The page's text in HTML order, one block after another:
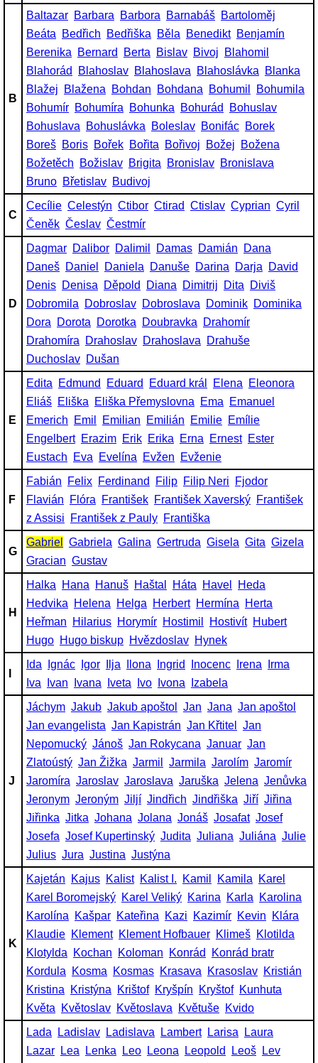
B
Baltazar Barbara Barbora Barnabáš Bartoloměj
Beáta
Bedřich Bedřiška Běla Benedikt Benjamín
Berenika
Bernard Berta Bislav Bivoj
Blahomil
Blahorád
Blahoslav Blahoslava Blahoslávka
Blanka
Blažej
Blažena Bohdan Bohdana Bohumil
Bohumila
Bohumír Bohumíra Bohunka Bohurád
Bohuslav
Bohuslava
Bohuslávka Boleslav Bonifác Borek
Boreš Boris Bořek Bořita Bořivoj Božej
Božena
Božetěch
Božislav Brigita Bronislav Bronislava
Bruno Břetislav Budivoj
C
Cecílie Celestýn Ctibor Ctirad Ctislav Cyprian Cyril
Čeněk Česlav Čestmír
D
Dagmar Dalibor Dalimil Damas Damián
Dana
Daneš Daniel Daniela Danuše Darina Darja
David
Denis Denisa Děpold Diana Dimitrij Dita
Diviš
Dobromila
Dobroslav Dobroslava Dominik Dominika
Dora
Dorota Dorotka Doubravka
Drahomír
Drahomíra
Drahoslav Drahoslava
Drahuše
Duchoslav Dušan
E
Edita Edmund Eduard Eduard král Elena
Eleonora
Eliáš Eliška Eliška Přemyslovna Ema
Emanuel
Emerich
Emil Emilian Emilián Emilie Emílie
Engelbert Erazim Erik Erika Erna Ernest Ester
Eustach
Eva Evelína Evžen Evženie
F
Fabián Felix Ferdinand Filip Filip Neri
Fjodor
Flavián
Flóra František František Xaverský František
z Assisi
František z Pauly Františka
G
Gabriel Gabriela Galina Gertruda Gisela Gita Gizela
Gracian Gustav
H
Halka Hana Hanuš Haštal Háta Havel
Heda
Hedvika
Helena Helga Herbert Hermína
Herta
Heřman
Hilarius Horymír Hostimil Hostivít Hubert
Hugo Hugo biskup Hvězdoslav Hynek
Ida Ignác Igor Ilja Ilona Ingrid Inocenc Irena
Irma
Iva
Ivan Ivana Iveta Ivo Ivona Izabela
J
Jáchym Jakub Jakub apoštol Jan Jana Jan apoštol
Jan evangelista Jan Kapistrán Jan Křtitel
Jan
Nepomucký Jánoš Jan Rokycana Januar Jan
Zlatoústý Jan Žižka Jarmil Jarmila Jarolím Jaromír
Jaromíra Jaroslav Jaroslava Jaruška Jelena Jenůvka
Jeronym Jeroným Jiljí Jindřich Jindřiška Jiří Jiřina
Jiřinka Jitka Johana Jolana Jonáš Josafat Josef
Josefa Josef Kupertinský Judita Juliana Juliána Julie
Julius Jura Justina Justýna
K
Kajetán Kajus Kalist Kalist I. Kamil Kamila
Karel
Karel Boromejský Karel Veliký Karina Karla
Karolina
Karolína
Kašpar Kateřina Kazi Kazimír Kevin
Klára
Klaudie Klement Klement Hofbauer Klimeš Klotilda
Klotylda
Kochan Koloman Konrád
Konrád bratr
Kordula
Kosma Kosmas Krasava Krasoslav Kristián
Kristina
Kristýna Krištof Kryšpín Kryštof Kunhuta
Květa
Květoslav Květoslava Květuše Kvido
Lada
Ladislav Ladislava Lambert Larisa
Laura
Lazar
Lea Lenka Leo Leona Leopold Leoš
Lev